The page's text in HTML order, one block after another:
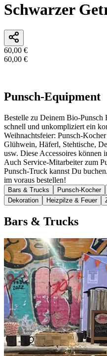
Schwarzer
60,00 €
60,00 €
Punsch-Equipment
Bestelle zu Deinem Bio-Punsch
schnell und unkompliziert ein
Weihnachtsfeier: Punsch-
Glühwein, Häferl, Stehtische,
usw. Diese Accessoires
Auch Service-Mitarbeiter zum
Punsch-Truck kannst Du
im voraus bestellen!
Bars & Trucks Punsch-Kocher
Dekoration
Heizpilze & Feuer
Bars & Trucks